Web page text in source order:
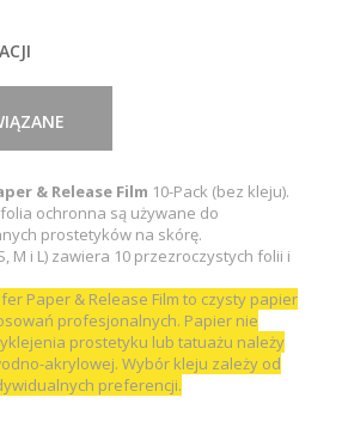
& Release Film 10-Pack (bez kleju).
ochronna są używane do
prostetyków na skórę.
M i L) zawiera 10 przezroczystych folii i
Paper & Release Film to czysty papier
profesjonalnych. Papier nie
prostetyku lub tatuażu należy
akrylowej. Wybór kleju zależy od
preferencji.